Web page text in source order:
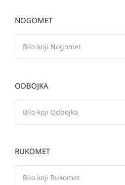
NOGOMET
ODBOJKA
RUKOMET